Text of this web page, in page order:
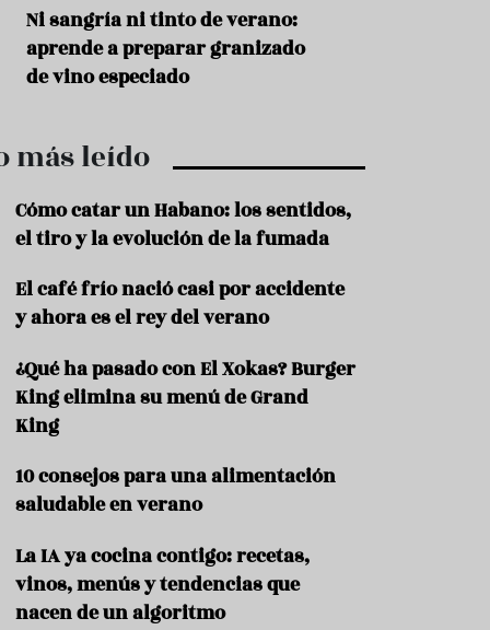
t
o
m
R
e
S
u
d
o
Ni sangría ni tinto de verano:
aprende a preparar granizado
de vino especiado
más leído
Cómo catar un Habano: los sentidos,
el tiro y la evolución de la fumada
El café frío nació casi por accidente
y ahora es el rey del verano
¿Qué ha pasado con El Xokas? Burger
King elimina su menú de Grand
King
10 consejos para una alimentación
saludable en verano
La IA ya cocina contigo: recetas,
vinos, menús y tendencias que
nacen de un algoritmo